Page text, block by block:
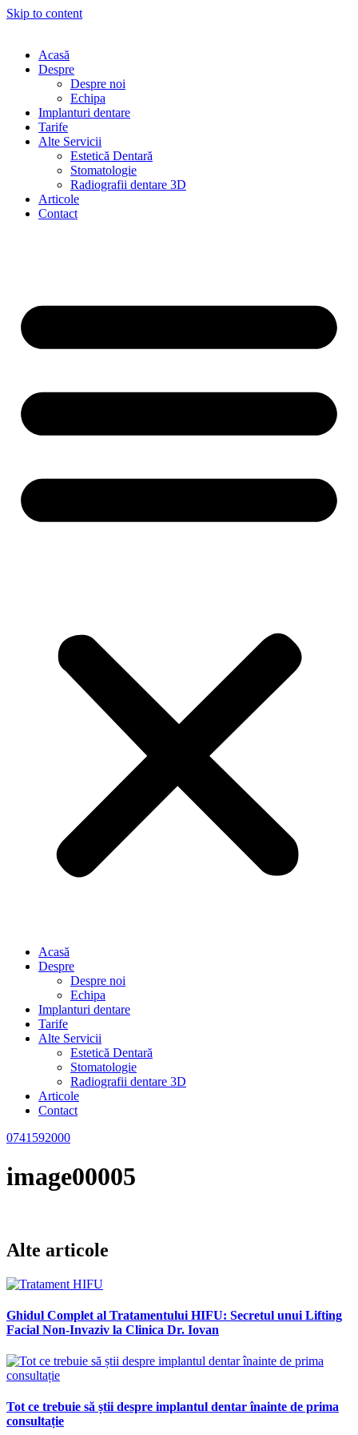
Skip to content
Acasă
Despre
Despre noi
Echipa
Implanturi dentare
Tarife
Alte Servicii
Estetică Dentară
Stomatologie
Radiografii dentare 3D
Articole
Contact
Acasă
Despre
Despre noi
Echipa
Implanturi dentare
Tarife
Alte Servicii
Estetică Dentară
Stomatologie
Radiografii dentare 3D
Articole
Contact
0741592000
image00005
Alte articole
Ghidul Complet al Tratamentului HIFU: Secretul unui Lifting
Facial Non-Invaziv la Clinica Dr. Iovan
Tot ce trebuie să știi despre implantul dentar înainte de prima
consultație